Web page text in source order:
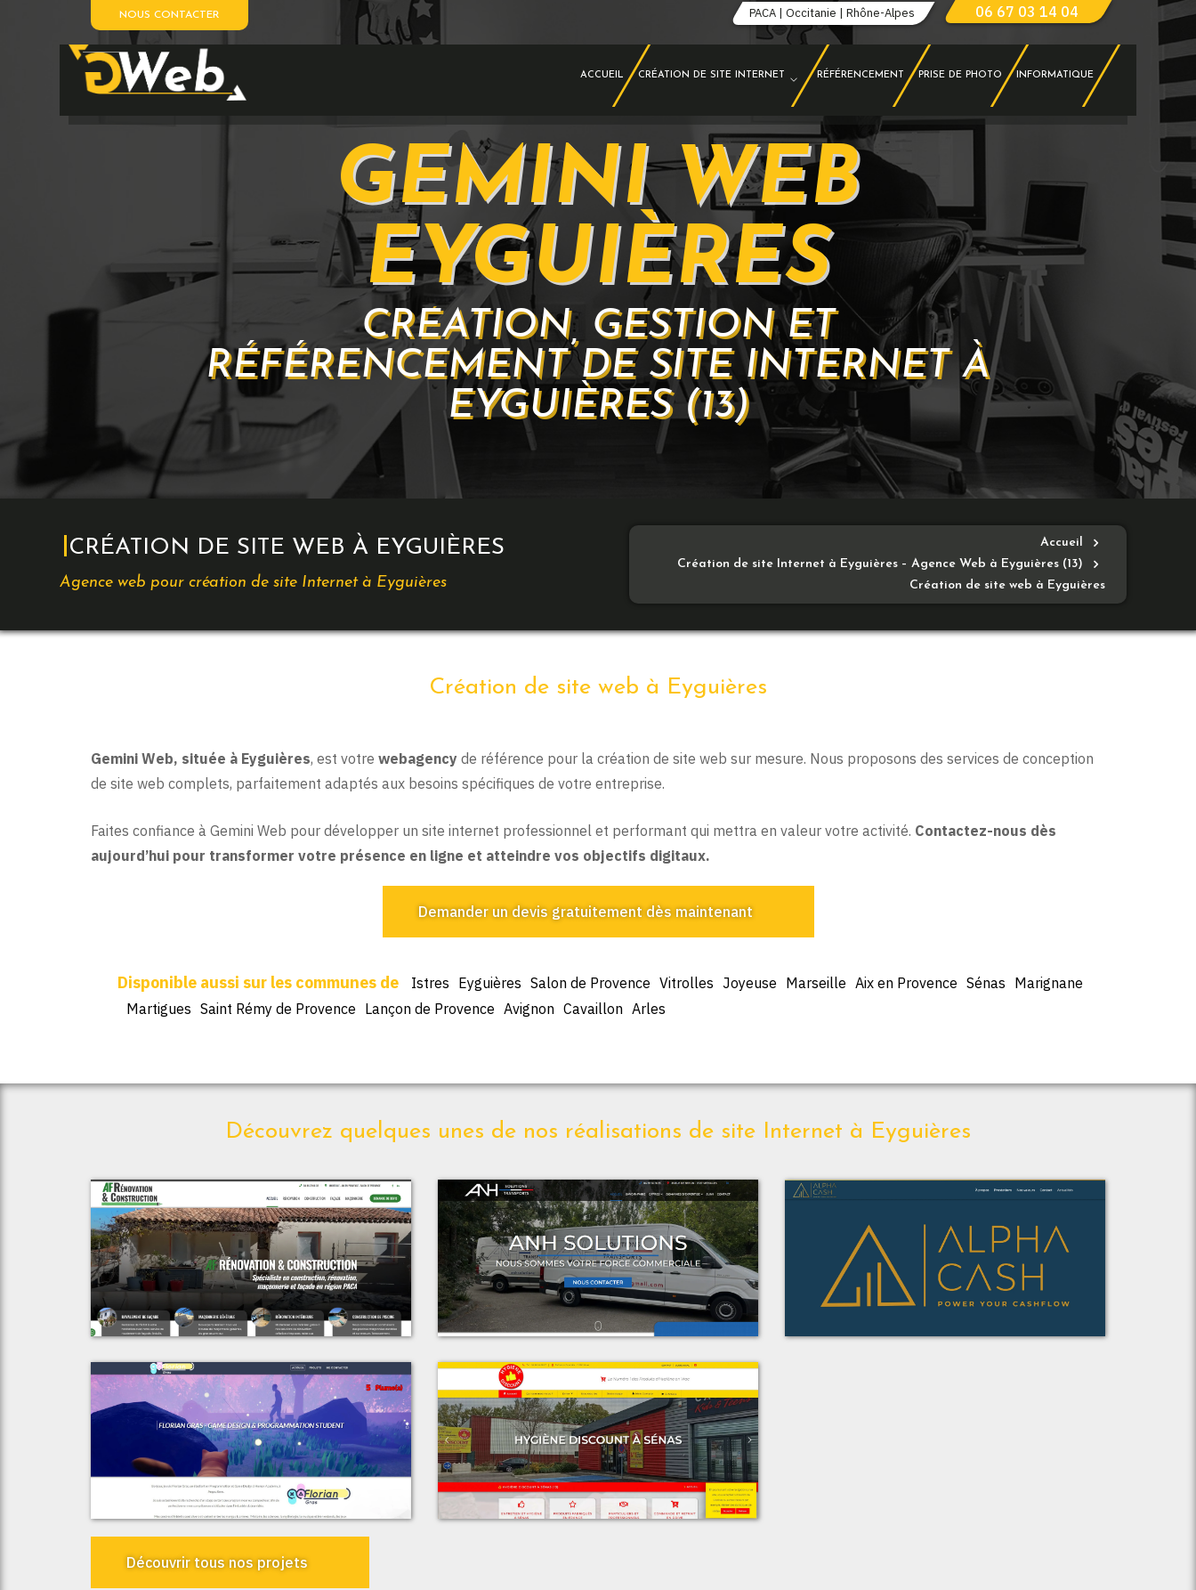
PACA | Occitanie | Rhône-Alpes 06 67 03 14 04
NOUS CONTACTER
ACCUEIL CRÉATION DE SITE INTERNET RÉFÉRENCEMENT PRISE DE PHOTO INFORMATIQUE
GEMINI WEB
EYGUIÈRES
CRÉATION, GESTION ET
RÉFÉRENCEMENT DE SITE INTERNET À
EYGUIÈRES (13)
CRÉATION DE SITE WEB À EYGUIÈRES
Agence web pour création de site Internet à Eyguières
Accueil
Création de site Internet à Eyguières – Agence Web à Eyguières (13)
Création de site web à Eyguières
Création de site web à Eyguières
Gemini Web, située à Eyguières, est votre webagency de référence pour la création de site web sur mesure. Nous proposons des services de conception
de site web complets, parfaitement adaptés aux besoins spécifiques de votre entreprise.
Faites confiance à Gemini Web pour développer un site internet professionnel et performant qui mettra en valeur votre activité. Contactez-nous dès
aujourd’hui pour transformer votre présence en ligne et atteindre vos objectifs digitaux.
Demander un devis gratuitement dès maintenant
Istres Eyguières Salon de Provence Vitrolles Joyeuse Marseille Aix en Provence Sénas Marignane
Martigues Saint Rémy de Provence Lançon de Provence Avignon Cavaillon Arles
Découvrez quelques unes de nos réalisations de site Internet à Eyguières
Voir le projet
AF Rénovation & Construction
Voir le projet
ANH Solutions
Voir le projet
Alpha Cash Consulting
Voir le projet
Florian Gras
Voir le projet
Espace Discount
Découvrir tous nos projets